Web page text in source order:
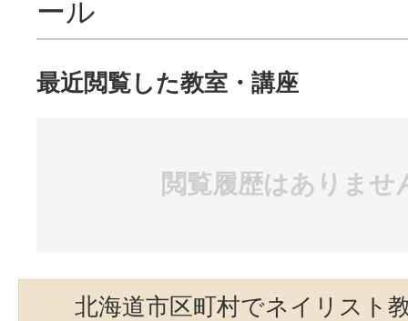
ール
最近閲覧した教室・講座
閲覧履歴はありませ
北海道市区町村でネイリスト